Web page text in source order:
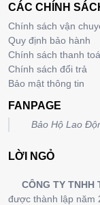
CÁC CHÍNH
Chính sách vận
Quy định bảo hành
Chính sách thanh
Chính sách đổi trả
Bảo mật thông tin
FANPAGE
Bảo Hộ Lao
LỜI NGỎ
CÔNG TY TNHH
được thành lập năm